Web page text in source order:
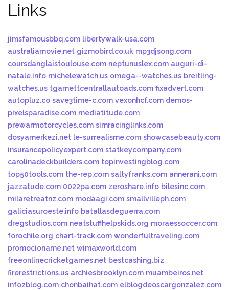
Links
jimsfamousbbq.com libertywalk-usa.com
australiamovie.net gizmobird.co.uk mp3djsong.com
coursdanglaistoulouse.com neptunuslex.com auguri-di-
natale.info michelewatch.us omega--watches.us breitling-
watches.us tgarnettcentrallautoads.com fixadvert.com
autopluz.co save3time-c.com vexonhcf.com demos-
pixelsparadise.com mediatitude.com
prewarmotorcycles.com simracinglinks.com
dosyamerkezi.net le-surrealisme.com showcasebeauty.com
insurancepolicyexpert.com statkeycompany.com
carolinadeckbuilders.com topinvestingblog.com
top50tools.com the-rep.com saltyfranks.com annerani.com
jazzatude.com 0022pa.com zeroshare.info bilesinc.com
milaretreatnz.com modaagi.com smallvilleph.com
galiciasuroeste.info batallasdeguerra.com
dregstudios.com neatstuffhelpskids.org moraessoccer.com
forochile.org chart-track.com wonderfultraveling.com
promocioname.net wimaxworld.com
freeonlinecricketgames.net bestcashing.biz
firerestrictions.us archiesbrooklyn.com muambeiros.net
infozblog.com chonbaihat.com elblogdeoscargonzalez.com